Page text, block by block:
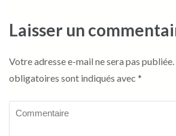
Laisser un
Votre adresse e-mail ne sera pas publiée.
obligatoires sont indiqués avec *
Commentaire